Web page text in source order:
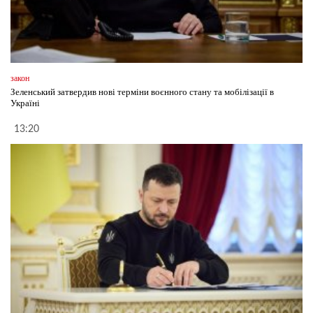
закон
Зеленський затвердив нові терміни воєнного стану та мобілізації в
Україні
13:20